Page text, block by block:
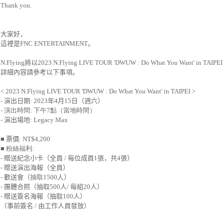
Thank you.
大家好，
這裡是FNC ENTERTAINMENT。
N.Flying將以2023 N.Flying LIVE TOUR 'DWUW : Do What You Want' in TAIPEI
詳細內容請參考以下事項。
< 2023 N.Flying LIVE TOUR 'DWUW : Do What You Want' in TAIPEI >
- 演出日期 : 2023年4月 15 日（週六）
- 演出時間 : 下午7點（當地時間）
- 演出場地: Legacy Max
■ 票價: NT$4,200
■ 粉絲福利 :
- 贈送紀念小卡（全員 / 每位成員 1張，共4張）
- 贈送演出海報（全員）
- 歡送會（抽取 1500 人 ）
- 團體合照（抽取500人/ 每組20人）
- 贈送簽名海報（抽取100人）
（事前簽名 / 由工作人員發放）